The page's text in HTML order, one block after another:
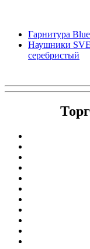
Гарнитура
Наушники
серебристый